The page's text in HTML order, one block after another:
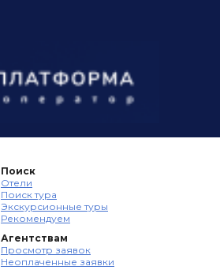
Поиск
Отели
Поиск тура
Экскурсионные туры
Рекомендуем
Агентствам
Просмотр заявок
Неоплаченные заявки